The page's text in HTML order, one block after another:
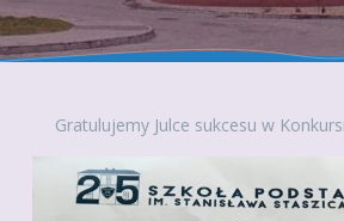
Gratulujemy Julce sukcesu w